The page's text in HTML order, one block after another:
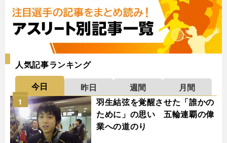
人気記事ランキング
今日 昨日 週間
月間
羽生結弦を覚醒させた「誰かの
ために」の思い 五輪連覇の偉
業への道のり
1